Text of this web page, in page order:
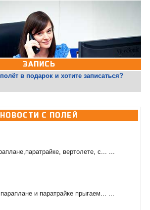
ЗАПИСЬ
в подарок и хотите записаться?
НОВОСТИ С ПОЛЕЙ
вертолете, с... ...
и паратрайке прыгаем... ...